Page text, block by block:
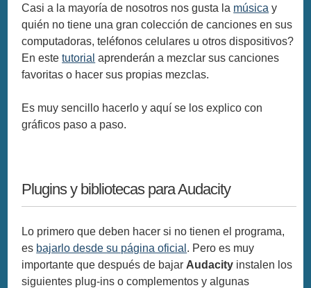
Casi a la mayoría de nosotros nos gusta la música y
quién no tiene una gran colección de canciones en sus
computadoras, teléfonos celulares u otros dispositivos?
En estetutorial aprenderán a mezclar sus canciones
favoritas o hacer sus propias mezclas.
Es muy sencillo hacerlo y aquí se los explico con
gráficos paso a paso.
Plugins y bibliotecas para Audacity
Lo primero que deben hacer si no tienen el programa,
es bajarlo desde su página oficial . Pero es muy
importante que después de bajar Audacity instalen los
siguientes plug-ins o complementos y algunas